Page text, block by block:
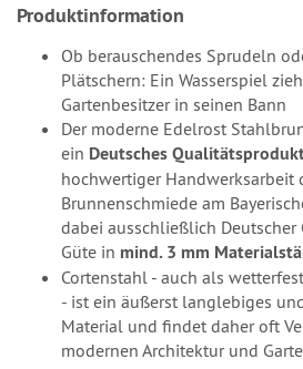
Produktinformation
Ob berauschendes Sprudeln
Plätschern: Ein Wasserspiel
Gartenbesitzer in seinen Bann
Der moderne Edelrost
ein Deutsches
hochwertiger Handwerksarbeit
Brunnenschmiede am
dabei ausschließlich Deutscher
Güte in mind. 3 mm
Cortenstahl - auch als
- ist ein äußerst langlebiges
Material und findet daher oft
modernen Architektur und